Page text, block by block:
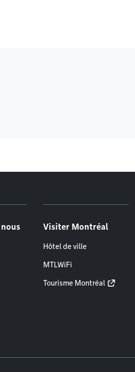
Visiter Montréal
Hôtel de ville
MTLWiFi
Tourisme Montréal